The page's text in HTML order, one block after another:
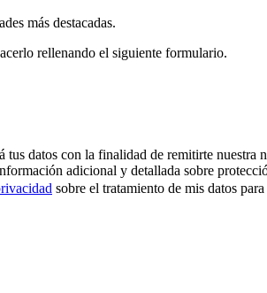
más destacadas.
rellenando el siguiente formulario.
datos con la finalidad de remitirte nuestra
adicional y detallada sobre
sobre el tratamiento de mis datos